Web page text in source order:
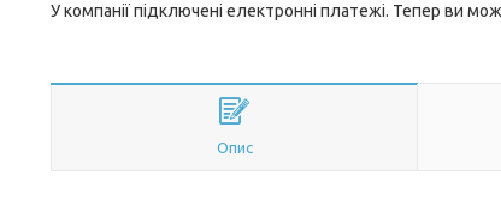
У компанії підключені електронні платежі. Тепер ви
Опис